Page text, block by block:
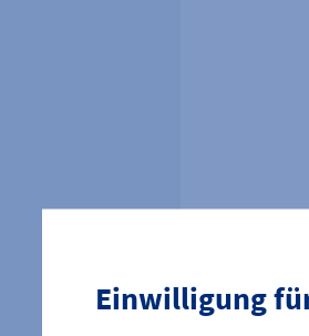
Einwilligung